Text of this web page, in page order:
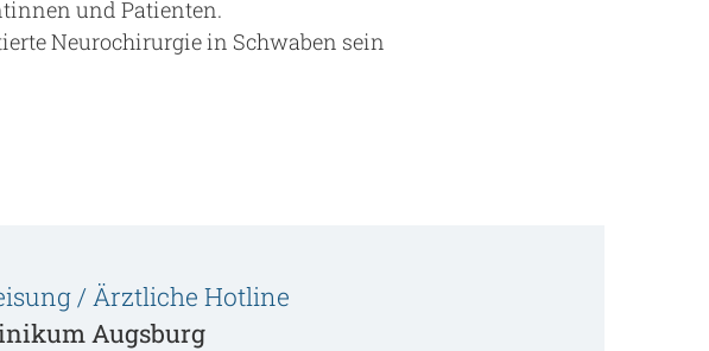
und Patienten.
Neurochirurgie in Schwaben sein
/ Ärztliche Hotline
Augsburg